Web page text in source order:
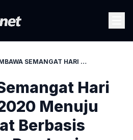
MEMBAWA SEMANGAT HARI NUSANTARA 2020 MENUJU UMKM HEBAT BERBASIS DIGITAL DI ERA PANDEMI
Hari
Menuju
Berbasis